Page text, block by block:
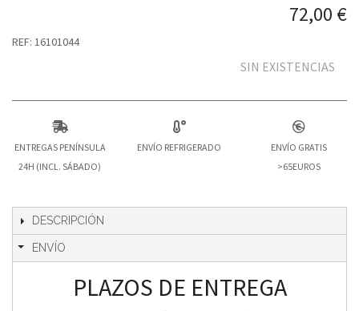
72,00 €
REF: 16101044
SIN EXISTENCIAS
ENTREGAS PENÍNSULA
24H (INCL. SÁBADO)
ENVÍO REFRIGERADO
ENVÍO GRATIS
>65EUROS
DESCRIPCIÓN
ENVÍO
PLAZOS DE ENTREGA